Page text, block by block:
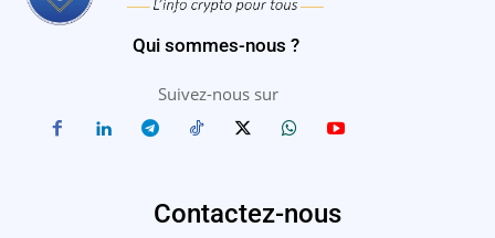
Qui sommes-nous ?
Suivez-nous sur
Contactez-nous